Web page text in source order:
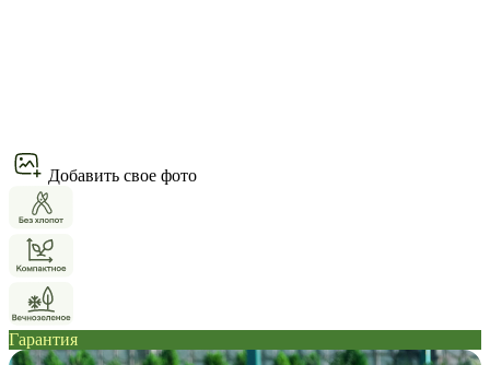
Добавить свое фото
Гарантия